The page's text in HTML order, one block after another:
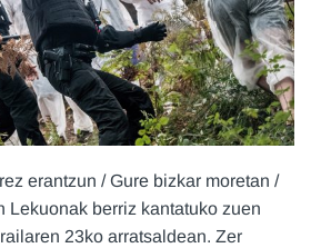
erantzun / Gure bizkar moretan /
Lekuonak berriz kantatuko zuen
23ko arratsaldean. Zer